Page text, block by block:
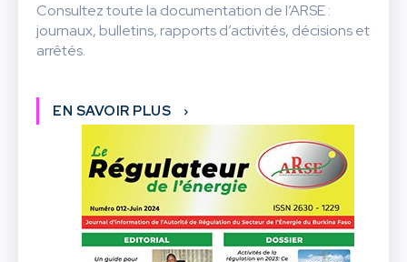
Consultez toute la documentation de l’ARSE :
journaux, bulletins, rapports d’activités, décisions et
arrêtés.
EN SAVOIR PLUS